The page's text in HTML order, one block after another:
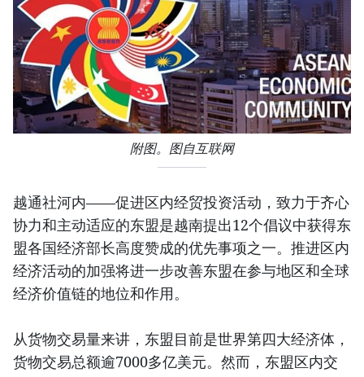
附图。图自互联网
越通社河内——促进区内经贸投资活动，致力于齐心
协力和主动适应的东盟是越南提出12个倡议中获得东
盟各国经济部长高度赞成的优先事项之一。推进区内
经济活动的加强将进一步改善东盟在参与地区和全球
经济价值链的地位和作用。
从货物交易量来讲，东盟目前是世界第四大经济体，
货物交易总额逾7000多亿美元。然而，东盟区内交